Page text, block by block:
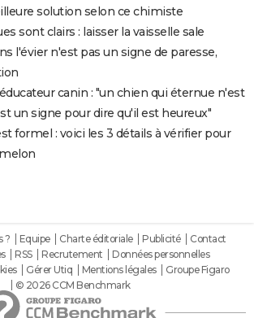
solution selon ce chimiste
sont clairs : laisser la vaisselle sale
l'évier n'est pas un signe de paresse,
canin : "un chien qui éternue n'est
un signe pour dire qu'il est heureux"
formel : voici les 3 détails à vérifier pour
? Equipe Charte éditoriale Publicité
Contact
RSS Recrutement
Données personnelles
Gérer Utiq Mentions légales
Groupe Figaro
© 2026 CCM Benchmark